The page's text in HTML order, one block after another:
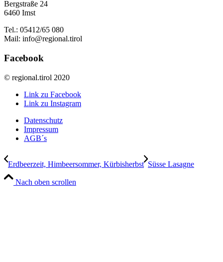
Bergstraße 24
6460 Imst
Tel.: 05412/65 080
Mail: info@regional.tirol
Facebook
© regional.tirol 2020
Link zu Facebook
Link zu Instagram
Datenschutz
Impressum
AGB´s
Erdbeerzeit, Himbeersommer, Kürbisherbst Süsse Lasagne
Nach oben scrollen